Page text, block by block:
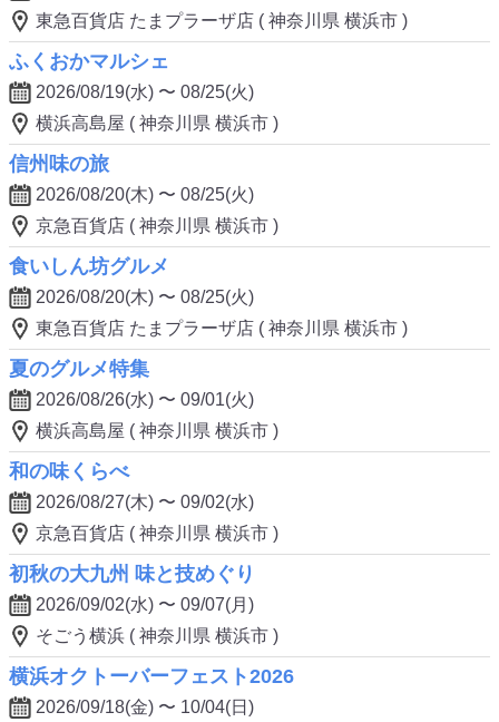
東急百貨店 たまプラーザ店 ( 神奈川県 横浜市 )
ふくおかマルシェ
2026/08/19(水) 〜 08/25(火)
横浜高島屋 ( 神奈川県 横浜市 )
信州味の旅
2026/08/20(木) 〜 08/25(火)
京急百貨店 ( 神奈川県 横浜市 )
食いしん坊グルメ
2026/08/20(木) 〜 08/25(火)
東急百貨店 たまプラーザ店 ( 神奈川県 横浜市 )
夏のグルメ特集
2026/08/26(水) 〜 09/01(火)
横浜高島屋 ( 神奈川県 横浜市 )
和の味くらべ
2026/08/27(木) 〜 09/02(水)
京急百貨店 ( 神奈川県 横浜市 )
初秋の大九州 味と技めぐり
2026/09/02(水) 〜 09/07(月)
そごう横浜 ( 神奈川県 横浜市 )
横浜オクトーバーフェスト2026
2026/09/18(金) 〜 10/04(日)